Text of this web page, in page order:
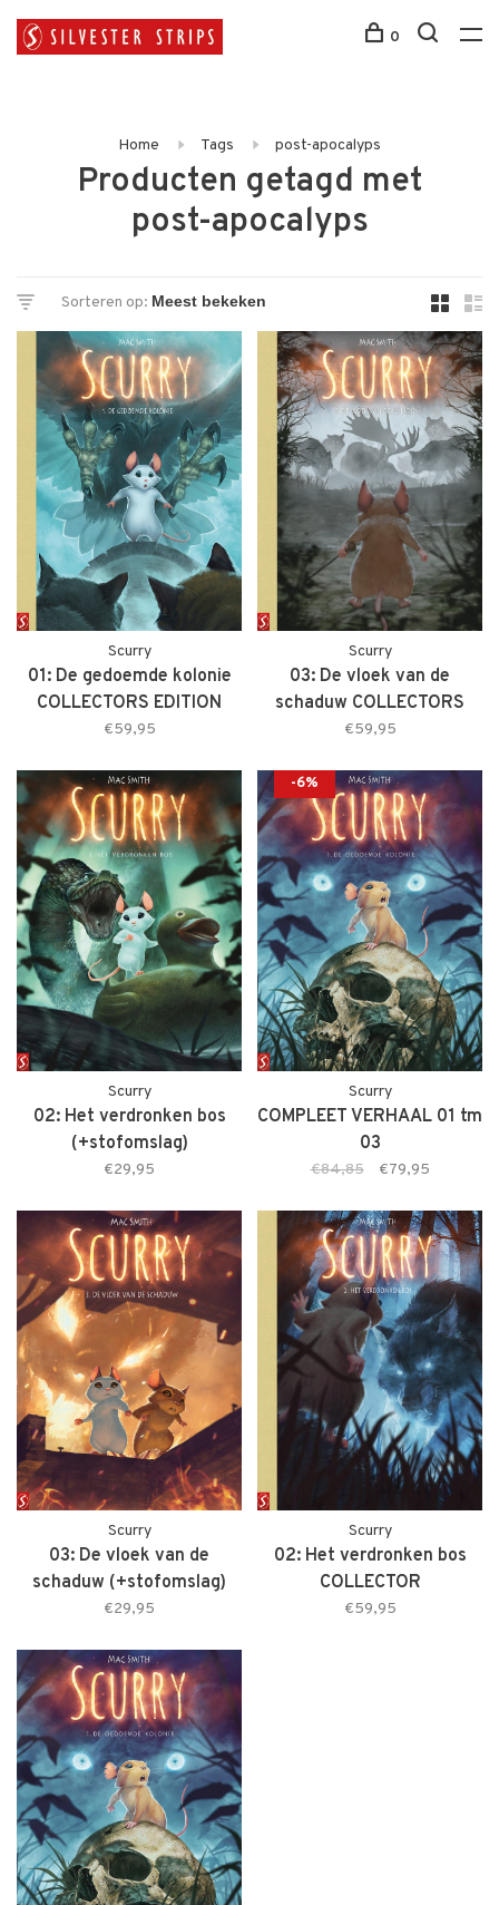
0
Home Tags post-apocalyps
Producten getagd met
post-apocalyps
Sorteren op:
Scurry
01: De gedoemde kolonie
COLLECTORS EDITION
€59,95
Scurry
03: De vloek van de
schaduw COLLECTORS
EDITION
€59,95
Scurry
02: Het verdronken bos
(+stofomslag)
€29,95
-6%
Scurry
COMPLEET VERHAAL 01 tm
03
€84,85 €79,95
Scurry
03: De vloek van de
schaduw (+stofomslag)
€29,95
Scurry
02: Het verdronken bos
COLLECTOR
€59,95